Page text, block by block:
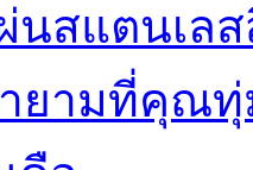
นสแตนเล
ยามที่คุณทุ่